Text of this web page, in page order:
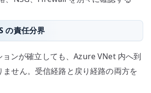
の責任分界
ンが確立しても、Azure VNet 内へ到
ません。受信経路と戻り経路の両方を